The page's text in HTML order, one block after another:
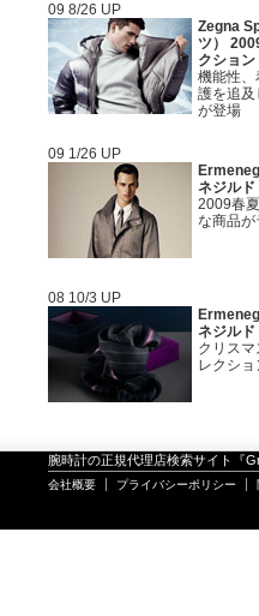
09 8/26 UP
Zegna
ツ）
クション
機能性、
護を追及
が登場
09 1/26 UP
ネジルド
2009春
な商品が
08 10/3 UP
ネジルド
クリス
レクシ
腕時計の正規代理店検索サイト『
会社概要 プライバシーポリシー